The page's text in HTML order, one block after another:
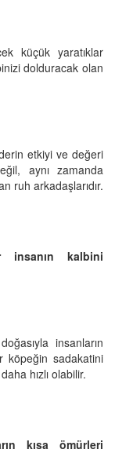
küçük yaratıklar
dolduracak olan
etkiyi ve değeri
aynı zamanda
ruh arkadaşlarıdır.
kalbini
insanların
köpeğin sadakatini
hızlı olabilir.
kısa ömürleri